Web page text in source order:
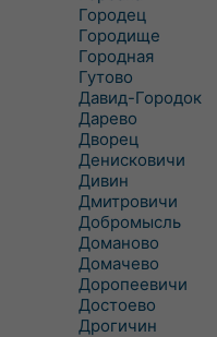
Городец
Городище
Городная
Гутово
Давид-Городок
Дарево
Дворец
Денисковичи
Дивин
Дмитровичи
Добромысль
Доманово
Домачево
Доропеевичи
Достоево
Дрогичин